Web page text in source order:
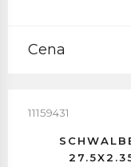
Cena
11159431